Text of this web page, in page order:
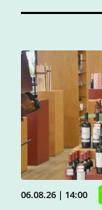
06.08.26 | 14:00